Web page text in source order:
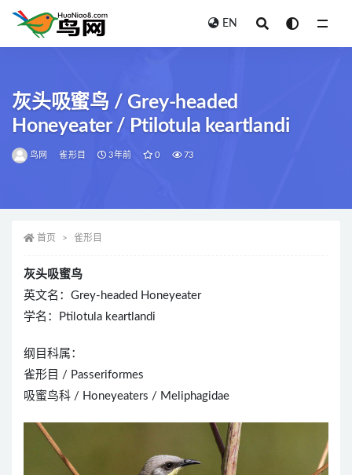
EN
灰头吸蜜鸟 / Grey-headed
Honeyeater / Ptilotula keartlandi
鸟网 雀形目 3年前 0 73
首页 雀形目
灰头吸蜜鸟
英文名：Grey-headed Honeyeater
学名：Ptilotula keartlandi
纲目科属：
雀形目 / Passeriformes
吸蜜鸟科 / Honeyeaters / Meliphagidae